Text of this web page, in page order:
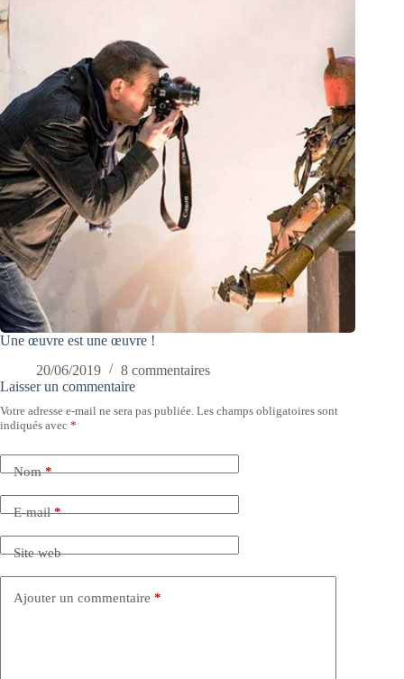
Une œuvre est une œuvre !
20/06/2019
8 commentaires
Laisser un commentaire
Votre adresse e-mail ne sera pas publiée. Les champs obligatoires sont
indiqués avec *
Nom*
E-mail*
Site web
Ajouter un commentaire *